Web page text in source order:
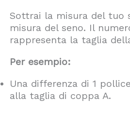
Sottrai la misura del tuo
misura del seno. Il
rappresenta la taglia
Per esempio:
Una differenza di 1
alla taglia di coppa A.